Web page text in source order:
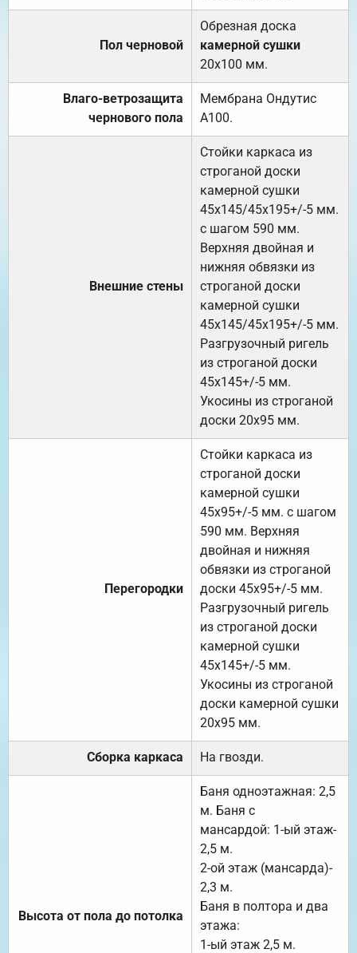
Пол черновой
Обрезная доска
камерной сушки
20х100 мм.
Влаго-ветрозащита
чернового пола
Мембрана Ондутис
А100.
Внешние стены
Стойки каркаса из
строганой доски
камерной сушки
45х145/45х195+/-5 мм.
с шагом 590 мм.
Верхняя двойная и
нижняя обвязки из
строганой доски
камерной сушки
45х145/45х195+/-5 мм.
Разгрузочный ригель
из строганой доски
45х145+/-5 мм.
Укосины из строганой
доски 20х95 мм.
Перегородки
Стойки каркаса из
строганой доски
камерной сушки
45х95+/-5 мм. с шагом
590 мм. Верхняя
двойная и нижняя
обвязки из строганой
доски 45х95+/-5 мм.
Разгрузочный ригель
из строганой доски
камерной сушки
45х145+/-5 мм.
Укосины из строганой
доски камерной сушки
20х95 мм.
Сборка каркаса На гвозди.
Высота от пола до потолка
Баня одноэтажная: 2,5
м. Баня с
мансардой: 1-ый этаж-
2,5 м.
2-ой этаж (мансарда)-
2,3 м.
Баня в полтора и два
этажа:
1-ый этаж 2,5 м.